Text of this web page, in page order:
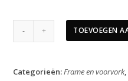
Binnenband
SV19
TOEVOEGEN
Categorieën:Frame en voorvork,